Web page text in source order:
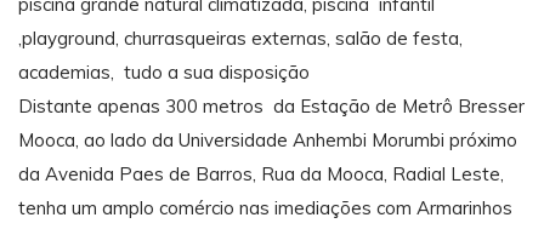
,playground, churrasqueiras externas, salão de festa,
academias, tudo a sua disposição
Distante apenas 300 metros da Estação de Metrô Bresser
Mooca, ao lado da Universidade Anhembi Morumbi próximo
da Avenida Paes de Barros, Rua da Mooca, Radial Leste,
tenha um amplo comércio nas imediações com Armarinhos